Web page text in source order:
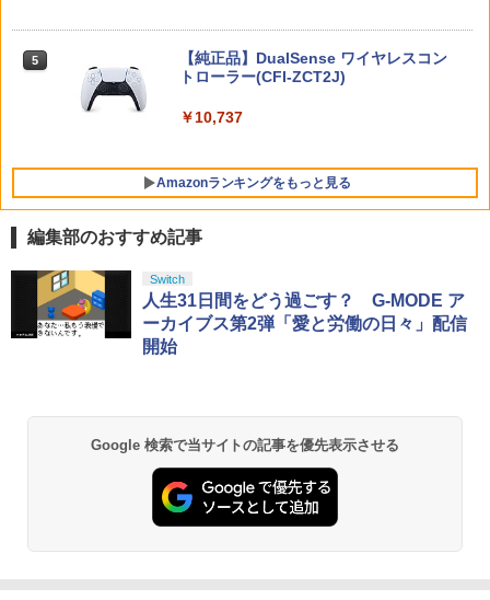
4
P20倍★薄くてじょうぶな Switch2 ケー
ス Switch / Switch2 inklink公式 収納ケ
スイッチ2 Switch Switch2 ケース ポー
チ カバー バッグ バック ポータブル Nint
わいい Switch2 保護フィルム
￥1,480
任天堂 【Switch2】Nintendo Switch 2
キャリングケース [BEE-A-PSSAA NSW
2 キャリングケ-ス]
売】 PLAION｜プレイオン トゥームレイ
【PS5】
￥9,149
ンラインコード版
5
【純正品】DualSense ワイヤレスコン
トローラー(CFI-ZCT2J)
￥10,737
Amazonランキングをもっと見る
1
【純正品】Xbox ワイヤレス コントロー
ラー + USB-C® ケーブル
【純正品】Xbox ワイヤレス コントロー
ラー (ロボット ホワイト)
￥7,681
【純正品】Xbox ワイヤレス コントロー
1
【Amazon.co.jp限定】劇場版モノノ怪
第三章 蛇神 (Amazon.co.jp限定オリジ
ナル三方背収納ケース付きコレクション)
(オリジナル特典:オリジナル巾着＋メー
￥10,780
劇場版「鬼滅の刃」無限城編 第一章 猗
窩座再来 通常版 [Blu-ray]
編集部のおすすめ記事
Switch
人生31日間をどう過ごす？ G-MODE ア
ーカイブス第2弾「愛と労働の日々」配信
開始
Google 検索で当サイトの記事を優先表示させる